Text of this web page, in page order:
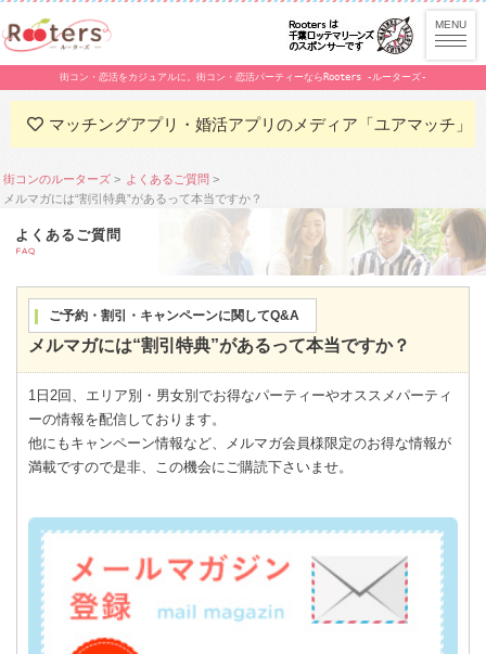
街コン・恋活をカジュアルに。街コン・恋活パーティーならRooters -ルーターズ-
マッチングアプリ・婚活アプリのメディア「ユアマッチ」
街コンのルーターズ
よくあるご質問
メルマガには“割引特典”があるって本当ですか？
よくあるご質問
FAQ
ご予約・割引・キャンペーンに関してQ&A
メルマガには“割引特典”があるって本当ですか？
1日2回、エリア別・男女別でお得なパーティーやオススメパーティ
ーの情報を配信しております。
他にもキャンペーン情報など、メルマガ会員様限定のお得な情報が
満載ですので是非、この機会にご購読下さいませ。